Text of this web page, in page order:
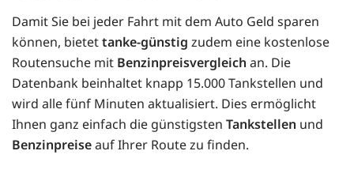
Damit Sie bei jeder Fahrt mit dem Auto Geld sparen
können, bietettanke-günstig zudem eine kostenlose
Routensuche mit Benzinpreisvergleich an. Die
Datenbank beinhaltet knapp 15.000 Tankstellen und
wird alle fünf Minuten aktualisiert. Dies ermöglicht
Ihnen ganz einfach die günstigsten Tankstellen und
Benzinpreiseauf Ihrer Route zu finden.